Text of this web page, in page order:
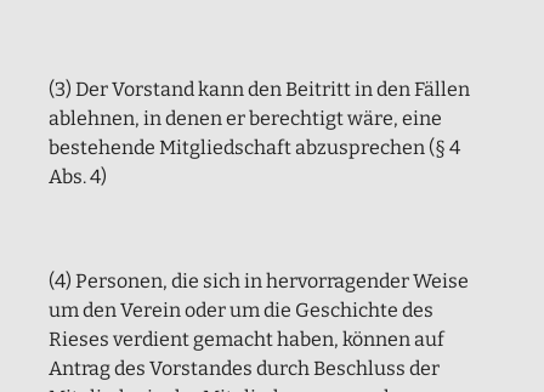
(3) Der Vorstand kann den Beitritt in den Fällen
ablehnen, in denen er berechtigt wäre, eine
bestehende Mitgliedschaft abzusprechen (§ 4
Abs. 4)
(4) Personen, die sich in hervorragender Weise
um den Verein oder um die Geschichte des
Rieses verdient gemacht haben, können auf
Antrag des Vorstandes durch Beschluss der